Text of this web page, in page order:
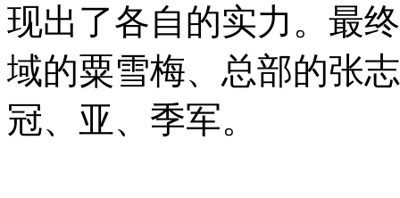
现出了各自的实力。最
域的粟雪梅、总部的张
冠、亚、季军。